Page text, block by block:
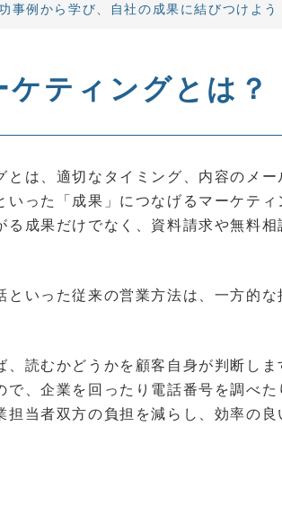
事例から学び、自社の成果に結びつけよう
ケティングとは？
とは、適切なタイミング、内容のメ
いった「成果」につなげるマーケテ
る成果だけでなく、資料請求や無料
といった従来の営業方法は、一方的
、読むかどうかを顧客自身が判断し
で、企業を回ったり電話番号を調べ
担当者双方の負担を減らし、効率の良